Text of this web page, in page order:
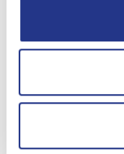
< indietro